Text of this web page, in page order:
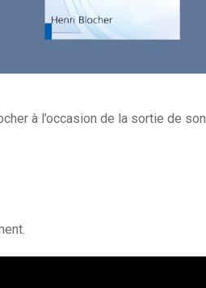
à l’occasion de la sortie de son